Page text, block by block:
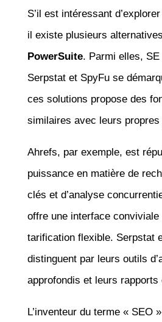
S’il est intéressant
il existe plusieurs
PowerSuite. Parmi elles,
Serpstat et SpyFu se
ces solutions propose des
similaires avec leurs
Ahrefs, par exemple, est
puissance en matière de
clés et d’analyse
offre une interface conviviale
tarification flexible. Serpstat
distinguent par leurs outils
approfondis et leurs rapports
L’inventeur du terme « SEO